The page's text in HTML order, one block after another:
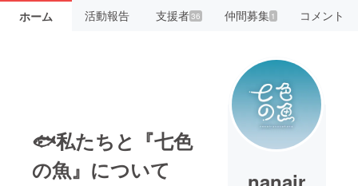
ホーム 活動報告 支援者36 仲間募集 1 コメント
🐟私たちと『七色
の魚』について